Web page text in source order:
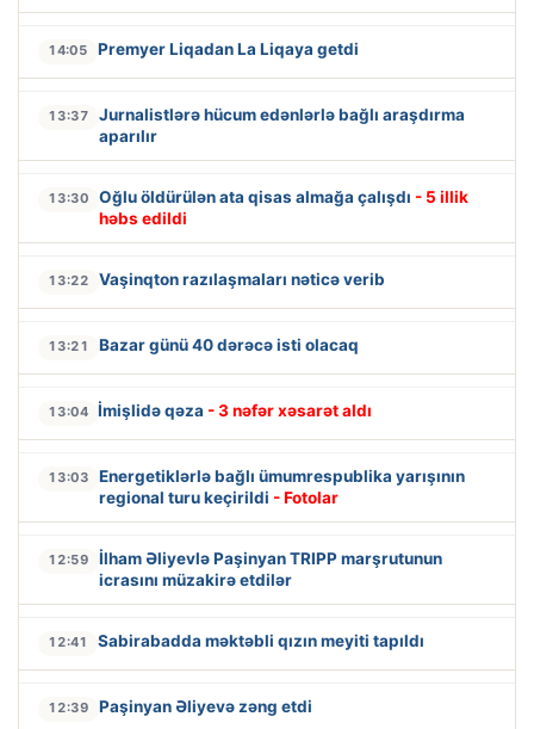
14:05 Premyer Liqadan La Liqaya getdi
13:37
Jurnalistlərə hücum edənlərlə bağlı araşdırma
aparılır
13:30 Oğlu öldürülən ata qisas almağa çalışdı - 5 illik
həbs edildi
13:22 Vaşinqton razılaşmaları nəticə verib
13:21 Bazar günü 40 dərəcə isti olacaq
13:04 İmişlidə qəza - 3 nəfər xəsarət aldı
13:03
Energetiklərlə bağlı ümumrespublika yarışının
regional turu keçirildi - Fotolar
12:59
İlham Əliyevlə Paşinyan TRIPP marşrutunun
icrasını müzakirə etdilər
12:41 Sabirabadda məktəbli qızın meyiti tapıldı
12:39 Paşinyan Əliyevə zəng etdi